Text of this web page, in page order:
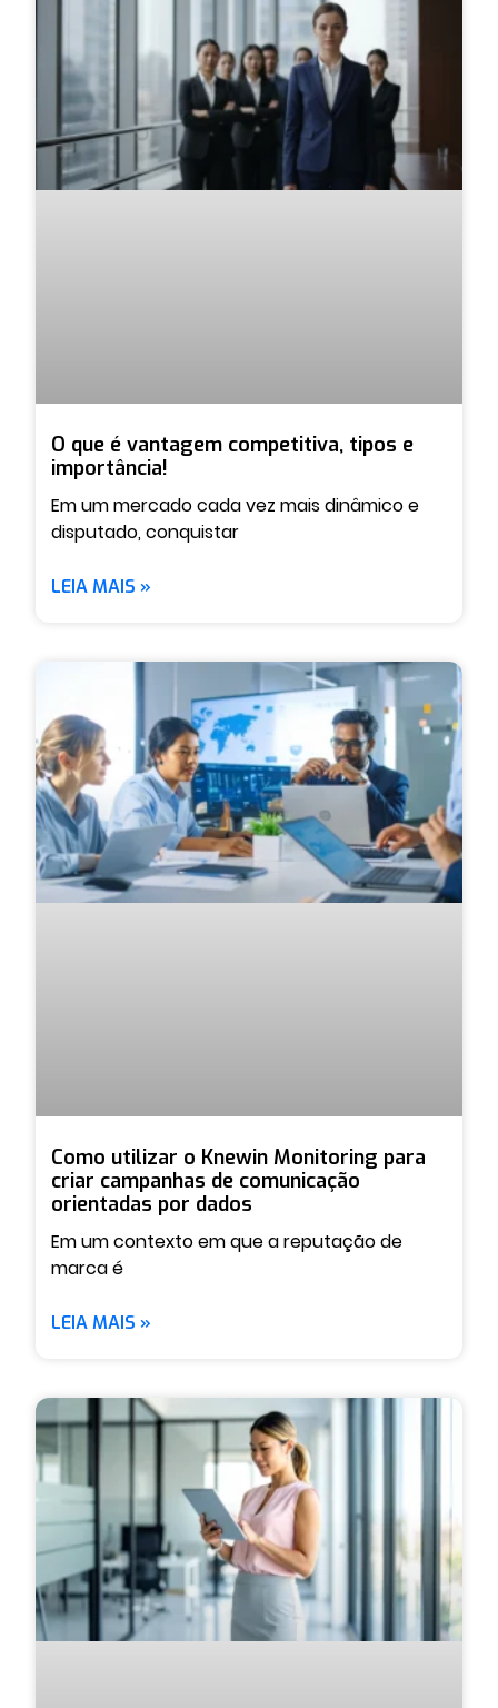
O que é vantagem competitiva, tipos e
importância!
Em um mercado cada vez mais dinâmico e
disputado, conquistar
LEIA MAIS »
Como utilizar o Knewin Monitoring para
criar campanhas de comunicação
orientadas por dados
Em um contexto em que a reputação de
marca é
LEIA MAIS »